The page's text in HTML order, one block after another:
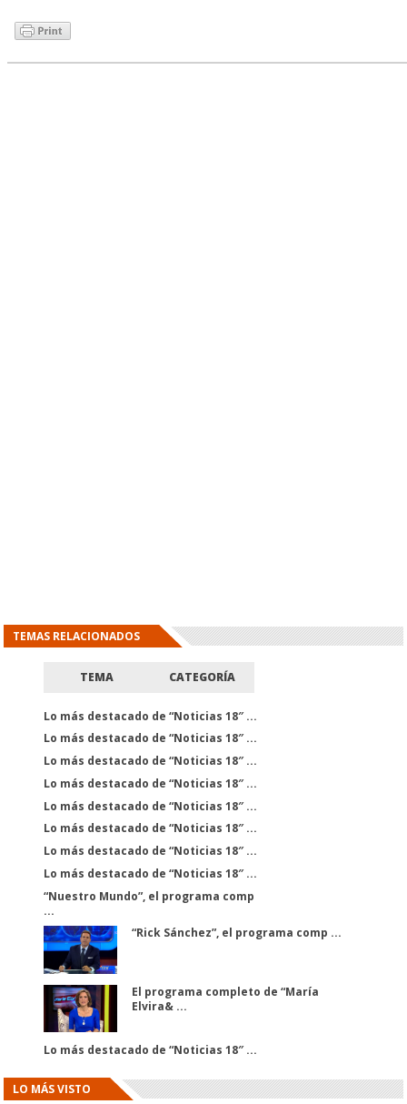
TEMAS RELACIONADOS
TEMA CATEGORÍA
Lo más destacado de “Noticias 18″ ...
Lo más destacado de “Noticias 18″ ...
Lo más destacado de “Noticias 18″ ...
Lo más destacado de “Noticias 18″ ...
Lo más destacado de “Noticias 18″ ...
Lo más destacado de “Noticias 18″ ...
Lo más destacado de “Noticias 18″ ...
Lo más destacado de “Noticias 18″ ...
“Nuestro Mundo”, el programa comp
...
“Rick Sánchez”, el programa comp ...
El programa completo de “María
Elvira& ...
Lo más destacado de “Noticias 18″ ...
LO MÁS VISTO